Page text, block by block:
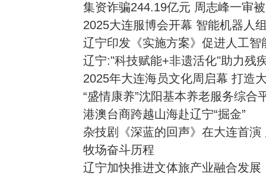
集资诈骗244.19亿元 周志峰一审
2025大连服博会开幕 智能机器人
辽宁印发《实施方案》促进人工智
辽宁:"科技赋能+非遗活化"助力残
2025年大连海员文化周启幕 打造
“盛情康养”沈阳基本养老服务综合
港澳台商跨越山海赴辽宁“掘金”
杂技剧《深蓝的回声》在大连首
牧场奋斗历程
辽宁加快推进文体旅产业融合发展